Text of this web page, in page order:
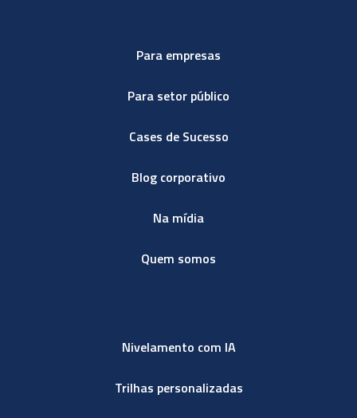
Para empresas
Para setor público
Cases de Sucesso
Blog corporativo
Na mídia
Quem somos
Nivelamento com IA
Trilhas personalizadas